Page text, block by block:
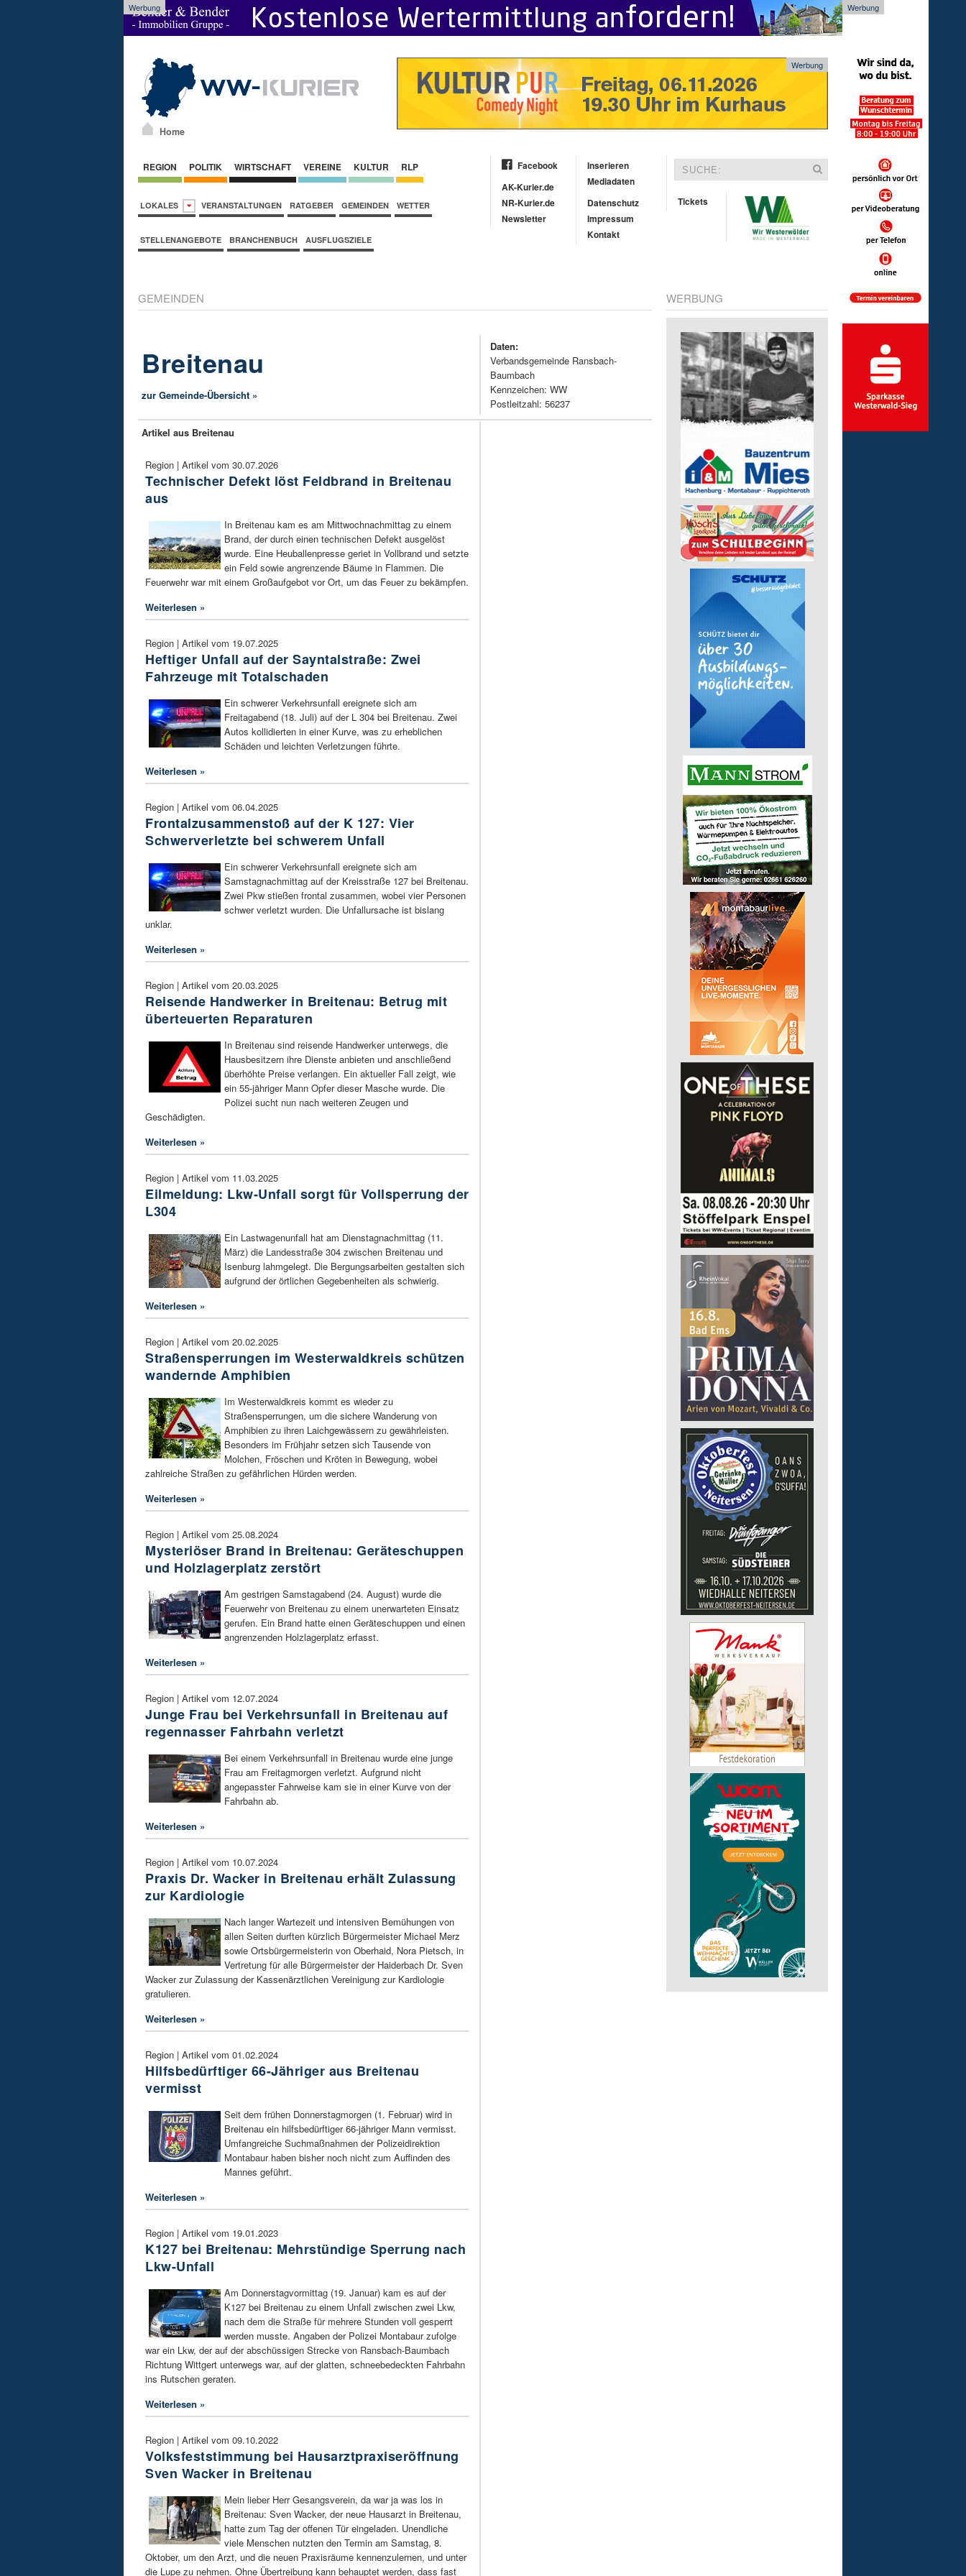
Werbung Werbung
Home
Werbung
REGION POLITIK WIRTSCHAFT VEREINE KULTUR RLP
LOKALES VERANSTALTUNGEN RATGEBER GEMEINDEN WETTER
STELLENANGEBOTE BRANCHENBUCH AUSFLUGSZIELE
Facebook
AK-Kurier.de
NR-Kurier.de
Newsletter
Inserieren
Mediadaten
Datenschutz
Impressum
Kontakt
Tickets
GEMEINDEN
Breitenau
zur Gemeinde-Übersicht »
Daten:
Verbandsgemeinde Ransbach-
Baumbach
Kennzeichen: WW
Postleitzahl: 56237
Artikel aus Breitenau
Region | Artikel vom 30.07.2026
Technischer Defekt löst Feldbrand in Breitenau
aus
In Breitenau kam es am Mittwochnachmittag zu einem
Brand, der durch einen technischen Defekt ausgelöst
wurde. Eine Heuballenpresse geriet in Vollbrand und setzte
ein Feld sowie angrenzende Bäume in Flammen. Die
Feuerwehr war mit einem Großaufgebot vor Ort, um das Feuer zu bekämpfen.
Weiterlesen »
Region | Artikel vom 19.07.2025
Heftiger Unfall auf der Sayntalstraße: Zwei
Fahrzeuge mit Totalschaden
Ein schwerer Verkehrsunfall ereignete sich am
Freitagabend (18. Juli) auf der L 304 bei Breitenau. Zwei
Autos kollidierten in einer Kurve, was zu erheblichen
Schäden und leichten Verletzungen führte.
Weiterlesen »
Region | Artikel vom 06.04.2025
Frontalzusammenstoß auf der K 127: Vier
Schwerverletzte bei schwerem Unfall
Ein schwerer Verkehrsunfall ereignete sich am
Samstagnachmittag auf der Kreisstraße 127 bei Breitenau.
Zwei Pkw stießen frontal zusammen, wobei vier Personen
schwer verletzt wurden. Die Unfallursache ist bislang
unklar.
Weiterlesen »
Region | Artikel vom 20.03.2025
Reisende Handwerker in Breitenau: Betrug mit
überteuerten Reparaturen
In Breitenau sind reisende Handwerker unterwegs, die
Hausbesitzern ihre Dienste anbieten und anschließend
überhöhte Preise verlangen. Ein aktueller Fall zeigt, wie
ein 55-jähriger Mann Opfer dieser Masche wurde. Die
Polizei sucht nun nach weiteren Zeugen und
Geschädigten.
Weiterlesen »
Region | Artikel vom 11.03.2025
Eilmeldung: Lkw-Unfall sorgt für Vollsperrung der
L304
Ein Lastwagenunfall hat am Dienstagnachmittag (11.
März) die Landesstraße 304 zwischen Breitenau und
Isenburg lahmgelegt. Die Bergungsarbeiten gestalten sich
aufgrund der örtlichen Gegebenheiten als schwierig.
Weiterlesen »
Region | Artikel vom 20.02.2025
Straßensperrungen im Westerwaldkreis schützen
wandernde Amphibien
Im Westerwaldkreis kommt es wieder zu
Straßensperrungen, um die sichere Wanderung von
Amphibien zu ihren Laichgewässern zu gewährleisten.
Besonders im Frühjahr setzen sich Tausende von
Molchen, Fröschen und Kröten in Bewegung, wobei
zahlreiche Straßen zu gefährlichen Hürden werden.
Weiterlesen »
Region | Artikel vom 25.08.2024
Mysteriöser Brand in Breitenau: Geräteschuppen
und Holzlagerplatz zerstört
Am gestrigen Samstagabend (24. August) wurde die
Feuerwehr von Breitenau zu einem unerwarteten Einsatz
gerufen. Ein Brand hatte einen Geräteschuppen und einen
angrenzenden Holzlagerplatz erfasst.
Weiterlesen »
Region | Artikel vom 12.07.2024
Junge Frau bei Verkehrsunfall in Breitenau auf
regennasser Fahrbahn verletzt
Bei einem Verkehrsunfall in Breitenau wurde eine junge
Frau am Freitagmorgen verletzt. Aufgrund nicht
angepasster Fahrweise kam sie in einer Kurve von der
Fahrbahn ab.
Weiterlesen »
Region | Artikel vom 10.07.2024
Praxis Dr. Wacker in Breitenau erhält Zulassung
zur Kardiologie
Nach langer Wartezeit und intensiven Bemühungen von
allen Seiten durften kürzlich Bürgermeister Michael Merz
sowie Ortsbürgermeisterin von Oberhaid, Nora Pietsch, in
Vertretung für alle Bürgermeister der Haiderbach Dr. Sven
Wacker zur Zulassung der Kassenärztlichen Vereinigung zur Kardiologie
gratulieren.
Weiterlesen »
Region | Artikel vom 01.02.2024
Hilfsbedürftiger 66-Jähriger aus Breitenau
vermisst
Seit dem frühen Donnerstagmorgen (1. Februar) wird in
Breitenau ein hilfsbedürftiger 66-jähriger Mann vermisst.
Umfangreiche Suchmaßnahmen der Polizeidirektion
Montabaur haben bisher noch nicht zum Auffinden des
Mannes geführt.
Weiterlesen »
Region | Artikel vom 19.01.2023
K127 bei Breitenau: Mehrstündige Sperrung nach
Lkw-Unfall
Am Donnerstagvormittag (19. Januar) kam es auf der
K127 bei Breitenau zu einem Unfall zwischen zwei Lkw,
nach dem die Straße für mehrere Stunden voll gesperrt
werden musste. Angaben der Polizei Montabaur zufolge
war ein Lkw, der auf der abschüssigen Strecke von Ransbach-Baumbach
Richtung Wittgert unterwegs war, auf der glatten, schneebedeckten Fahrbahn
ins Rutschen geraten.
Weiterlesen »
Region | Artikel vom 09.10.2022
Volksfeststimmung bei Hausarztpraxiseröffnung
Sven Wacker in Breitenau
Mein lieber Herr Gesangsverein, da war ja was los in
Breitenau: Sven Wacker, der neue Hausarzt in Breitenau,
hatte zum Tag der offenen Tür eingeladen. Unendliche
viele Menschen nutzten den Termin am Samstag, 8.
Oktober, um den Arzt, und die neuen Praxisräume kennenzulernen, und unter
die Lupe zu nehmen. Ohne Übertreibung kann behauptet werden, dass fast
WERBUNG